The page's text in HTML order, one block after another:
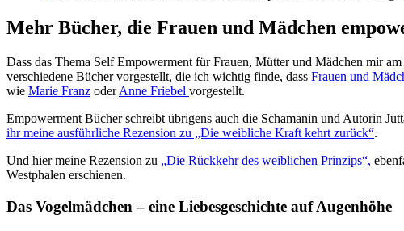
Mehr Bücher, die Frauen und Mädchen
Dass das Thema Self Empowerment für Frauen, Mütter und Mädchen mir
verschiedene Bücher vorgestellt, die ich wichtig finde, dass Frauen und
wie Marie Franz oderAnne Friebel vorgestellt.
Empowerment Bücher schreibt übrigens auch die Schamanin und Autorin
ihr meine ausführliche Rezension zu „Die weibliche Kraft kehrt zurück“.
Und hier meine Rezension zu „Die Rückkehr des weiblichen Prinzips“,
Westphalen erschienen.
Das Vogelmädchen – eine Liebesgeschichte auf Augenhöhe